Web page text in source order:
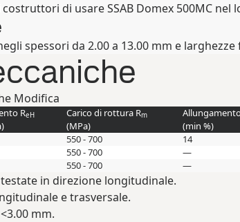
di usare SSAB Domex 500MC
spessori da 2.00 a 13.00 mm e
Modifica
ReH
)
Carico di rottura Rm
(MPa) (min %)
550 - 700 14
550 - 700 —
550 - 700 —
in direzione longitudinale.
e trasversale.
mm.